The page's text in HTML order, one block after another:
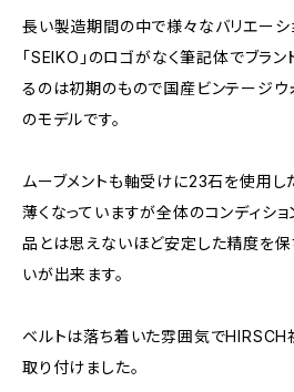
長い製造期間の中で様々なバリエーシ
「SEIKO」のロゴがなく筆記体でブラ
るのは初期のもので国産ビンテージウ
のモデルです。
ムーブメントも軸受けに23石を使用
薄くなっていますが全体のコンディシ
品とは思えないほど安定した精度を
いが出来ます。
ベルトは落ち着いた雰囲気で
取り付けました。